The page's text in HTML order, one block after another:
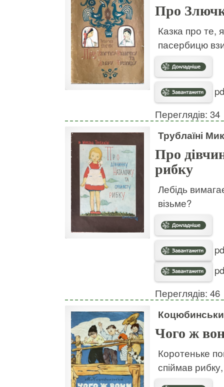
Про
Казка про те,
пасербицю
Переглядів: 34
Трублаїні
Про
рибку
Лебідь
візьме?
Переглядів: 46
Чого ж
Коротеньке
спіймав рибку,